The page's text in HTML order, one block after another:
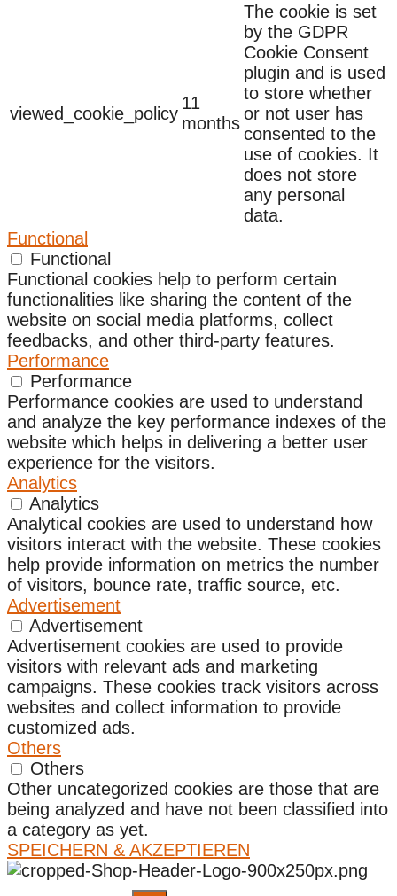
viewed_cookie_policy
11
months
The cookie is set
by the GDPR
Cookie Consent
plugin and is used
to store whether
or not user has
consented to the
use of cookies. It
does not store
any personal
data.
Functional
Functional
Functional cookies help to perform certain
functionalities like sharing the content of the
website on social media platforms, collect
feedbacks, and other third-party features.
Performance
Performance
Performance cookies are used to understand
and analyze the key performance indexes of the
website which helps in delivering a better user
experience for the visitors.
Analytics
Analytics
Analytical cookies are used to understand how
visitors interact with the website. These cookies
help provide information on metrics the number
of visitors, bounce rate, traffic source, etc.
Advertisement
Advertisement
Advertisement cookies are used to provide
visitors with relevant ads and marketing
campaigns. These cookies track visitors across
websites and collect information to provide
customized ads.
Others
Others
Other uncategorized cookies are those that are
being analyzed and have not been classified into
a category as yet.
SPEICHERN & AKZEPTIEREN